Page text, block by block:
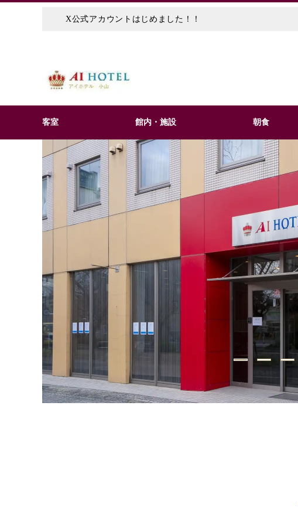
X公式アカウントはじめました！！
客室 館内・施設 朝食